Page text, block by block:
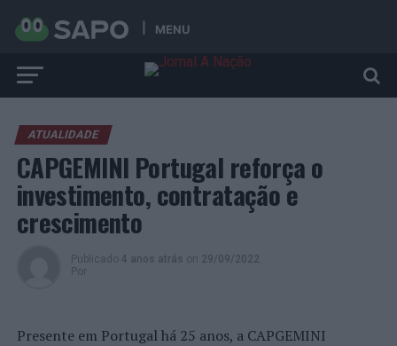
MENU
ATUALIDADE
CAPGEMINI Portugal reforça o
investimento, contratação e
crescimento
Publicado 4 anos atrás on 29/09/2022
Por
Presente em Portugal há 25 anos, a CAPGEMINI